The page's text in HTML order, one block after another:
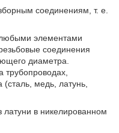
соединениям, т. е.
элементами
соединения
диаметра.
трубопроводах,
медь, латунь,
латуни в никелированном